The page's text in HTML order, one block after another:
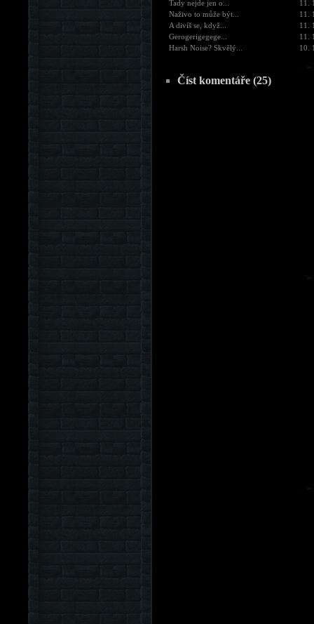
Tady nejde jen o...
11.
Naživo to může být...
11.
A divíš se, když...
11.
Gerogerigegege...
11.
Harsh Noise? Skvělý...
10.
Číst komentáře (25)